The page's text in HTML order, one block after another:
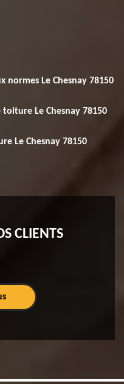
normes Le Chesnay 78150
Le Chesnay 78150
Le Chesnay 78150
CLIENTS